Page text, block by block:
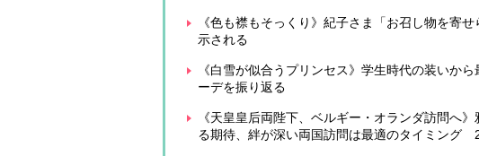
《色も襟もそっくり》紀子さま「お召し物を寄
示される
《白雪が似合うプリンセス》学生時代の装いか
ーデを振り返る
《天皇皇后両陛下、ベルギー・オランダ訪問へ
る期待、絆が深い両国訪問は最適のタイミング